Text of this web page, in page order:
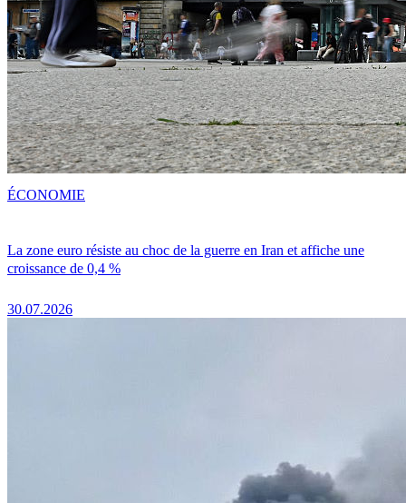
La zone euro résiste au choc de la guerre en Iran et affiche une
croissance de 0,4 %
30.07.2026
ÉCONOMIE